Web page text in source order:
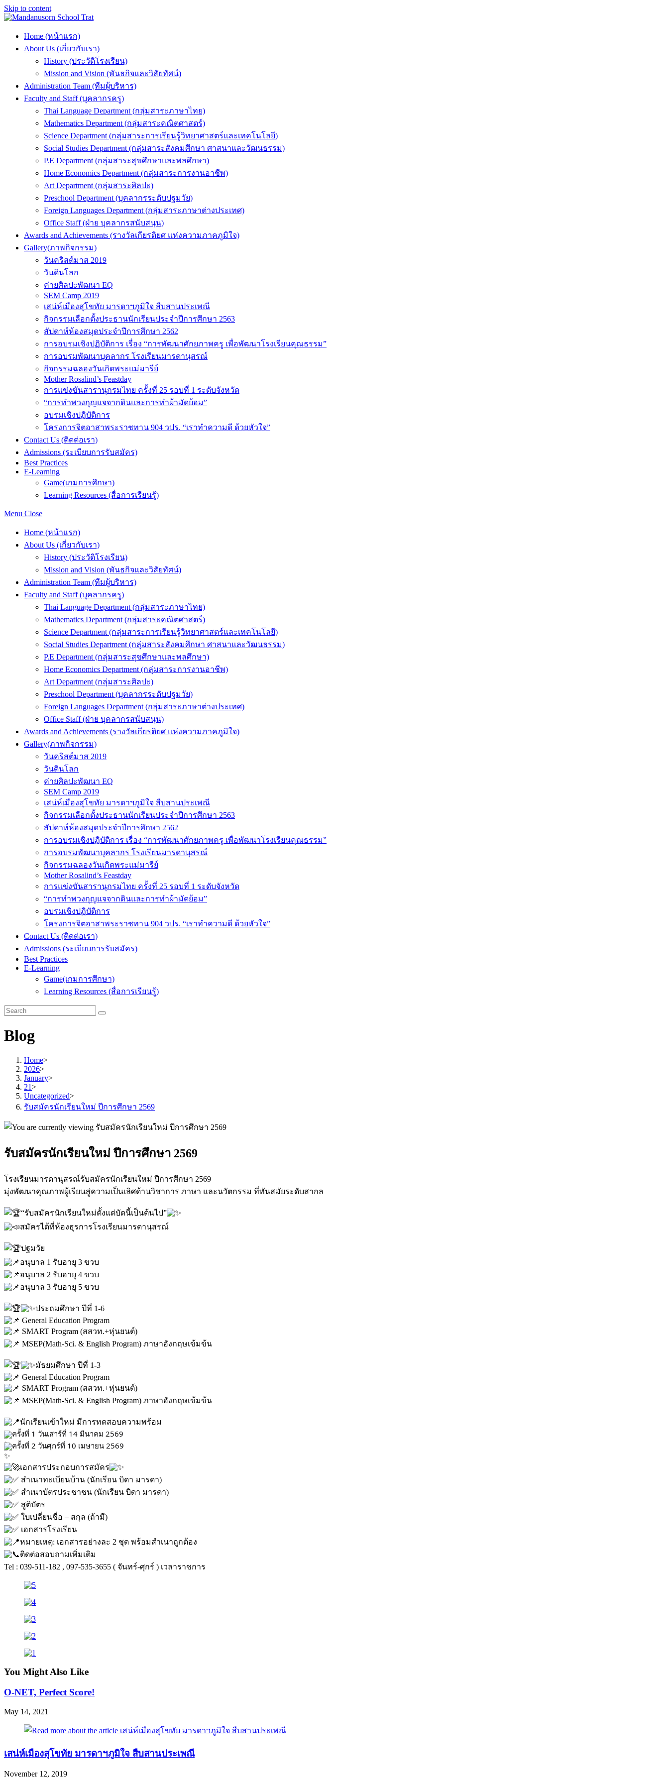
Skip to content
Home (หน้าแรก)
About Us (เกี่ยวกับเรา)
History (ประวัติโรงเรียน)
Mission and Vision (พันธกิจและวิสัยทัศน์)
Administration Team (ทีมผู้บริหาร)
Faculty and Staff (บุคลากรครู)
Thai Language Department (กลุ่มสาระภาษาไทย)
Mathematics Department (กลุ่มสาระคณิตศาสตร์)
Science Department (กลุ่มสาระการเรียนรู้วิทยาศาสตร์และเทคโนโลยี)
Social Studies Department (กลุ่มสาระสังคมศึกษา ศาสนาและวัฒนธรรม)
P.E Department (กลุ่มสาระสุขศึกษาและพลศึกษา)
Home Economics Department (กลุ่มสาระการงานอาชีพ)
Art Department (กลุ่มสาระศิลปะ)
Preschool Department (บุคลากรระดับปฐมวัย)
Foreign Languages Department (กลุ่มสาระภาษาต่างประเทศ)
Office Staff (ฝ่าย บุคลากรสนับสนุน)
Awards and Achievements (รางวัลเกียรติยศ แห่งความภาคภูมิใจ)
Gallery(ภาพกิจกรรม)
วันคริสต์มาส 2019
วันดินโลก
ค่ายศิลปะพัฒนา EQ
SEM Camp 2019
เสน่ห์เมืองสุโขทัย มารดาฯภูมิใจ สืบสานประเพณี
กิจกรรมเลือกตั้งประธานนักเรียนประจำปีการศึกษา 2563
สัปดาห์ห้องสมุดประจำปีการศึกษา 2562
การอบรมเชิงปฏิบัติการ เรื่อง “การพัฒนาศักยภาพครู เพื่อพัฒนาโรงเรียนคุณธรรม”
การอบรมพัฒนาบุคลากร โรงเรียนมารดานุสรณ์
กิจกรรมฉลองวันเกิดพระแม่มารีย์
Mother Rosalind’s Feastday
การแข่งขันสารานุกรมไทย ครั้งที่ 25 รอบที่ 1 ระดับจังหวัด
“การทำพวงกุญแจจากดินและการทำผ้ามัดย้อม”
อบรมเชิงปฏิบัติการ
โครงการจิตอาสาพระราชทาน 904 วปร. “เราทำความดี ด้วยหัวใจ”
Contact Us (ติดต่อเรา)
Admissions (ระเบียบการรับสมัคร)
Best Practices
E-Learning
Game(เกมการศึกษา)
Learning Resources (สื่อการเรียนรู้)
Menu Close
Home (หน้าแรก)
About Us (เกี่ยวกับเรา)
History (ประวัติโรงเรียน)
Mission and Vision (พันธกิจและวิสัยทัศน์)
Administration Team (ทีมผู้บริหาร)
Faculty and Staff (บุคลากรครู)
Thai Language Department (กลุ่มสาระภาษาไทย)
Mathematics Department (กลุ่มสาระคณิตศาสตร์)
Science Department (กลุ่มสาระการเรียนรู้วิทยาศาสตร์และเทคโนโลยี)
Social Studies Department (กลุ่มสาระสังคมศึกษา ศาสนาและวัฒนธรรม)
P.E Department (กลุ่มสาระสุขศึกษาและพลศึกษา)
Home Economics Department (กลุ่มสาระการงานอาชีพ)
Art Department (กลุ่มสาระศิลปะ)
Preschool Department (บุคลากรระดับปฐมวัย)
Foreign Languages Department (กลุ่มสาระภาษาต่างประเทศ)
Office Staff (ฝ่าย บุคลากรสนับสนุน)
Awards and Achievements (รางวัลเกียรติยศ แห่งความภาคภูมิใจ)
Gallery(ภาพกิจกรรม)
วันคริสต์มาส 2019
วันดินโลก
ค่ายศิลปะพัฒนา EQ
SEM Camp 2019
เสน่ห์เมืองสุโขทัย มารดาฯภูมิใจ สืบสานประเพณี
กิจกรรมเลือกตั้งประธานนักเรียนประจำปีการศึกษา 2563
สัปดาห์ห้องสมุดประจำปีการศึกษา 2562
การอบรมเชิงปฏิบัติการ เรื่อง “การพัฒนาศักยภาพครู เพื่อพัฒนาโรงเรียนคุณธรรม”
การอบรมพัฒนาบุคลากร โรงเรียนมารดานุสรณ์
กิจกรรมฉลองวันเกิดพระแม่มารีย์
Mother Rosalind’s Feastday
การแข่งขันสารานุกรมไทย ครั้งที่ 25 รอบที่ 1 ระดับจังหวัด
“การทำพวงกุญแจจากดินและการทำผ้ามัดย้อม”
อบรมเชิงปฏิบัติการ
โครงการจิตอาสาพระราชทาน 904 วปร. “เราทำความดี ด้วยหัวใจ”
Contact Us (ติดต่อเรา)
Admissions (ระเบียบการรับสมัคร)
Best Practices
E-Learning
Game(เกมการศึกษา)
Learning Resources (สื่อการเรียนรู้)
Blog
Home>
2026>
January>
21>
Uncategorized>
รับสมัครนักเรียนใหม่ ปีการศึกษา 2569
รับสมัครนักเรียนใหม่ ปีการศึกษา 2569
โรงเรียนมารดานุสรณ์รับสมัครนักเรียนใหม่ ปีการศึกษา 2569
มุ่งพัฒนาคุณภาพผู้เรียนสู่ความเป็นเลิศด้านวิชาการ ภาษา และนวัตกรรม ที่ทันสมัยระดับสากล
“รับสมัครนักเรียนใหม่ตั้งแต่บัดนี้เป็นต้นไป”
สมัครได้ที่ห้องธุรการโรงเรียนมารดานุสรณ์
ปฐมวัย
อนุบาล 1 รับอายุ 3 ขวบ
อนุบาล 2 รับอายุ 4 ขวบ
อนุบาล 3 รับอายุ 5 ขวบ
ประถมศึกษา ปีที่ 1-6
General Education Program
SMART Program (สสวท.+หุ่นยนต์)
MSEP(Math-Sci. & English Program) ภาษาอังกฤษเข้มข้น
มัธยมศึกษา ปีที่ 1-3
General Education Program
SMART Program (สสวท.+หุ่นยนต์)
MSEP(Math-Sci. & English Program) ภาษาอังกฤษเข้มข้น
นักเรียนเข้าใหม่ มีการทดสอบความพร้อม
ครั้งที่ 1 วันเสาร์ที่ 14 มีนาคม 2569
ครั้งที่ 2 วันศุกร์ที่ 10 เมษายน 2569
เอกสารประกอบการสมัคร
สำเนาทะเบียนบ้าน (นักเรียน บิดา มารดา)
สำเนาบัตรประชาชน (นักเรียน บิดา มารดา)
สูติบัตร
ใบเปลี่ยนชื่อ – สกุล (ถ้ามี)
เอกสารโรงเรียน
หมายเหตุ: เอกสารอย่างละ 2 ชุด พร้อมสำเนาถูกต้อง
ติดต่อสอบถามเพิ่มเติม
Tel : 039-511-182 , 097-535-3655 ( จันทร์-ศุกร์ ) เวลาราชการ
You Might Also Like
O-NET, Perfect Score!
May 14, 2021
เสน่ห์เมืองสุโขทัย มารดาฯภูมิใจ สืบสานประเพณี
November 12, 2019